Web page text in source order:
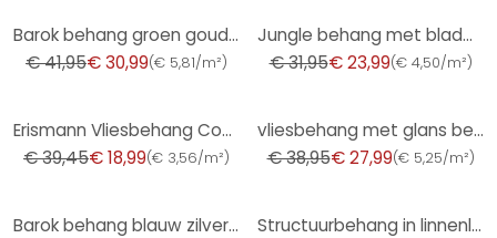
Barok behang groen goud - Vliesbehang met monster - elegant patroonbehang
€ 41,95€ 30,99(€ 5,81/m²)
Jungle behang met bladmotief beige bruin - exotisch Vliesbehang modern & elegant
€ 31,95€ 23,99(€ 4,50/m²)
Erismann Vliesbehang Code Nature Beige
€ 39,45€ 18,99(€ 3,56/m²)
vliesbehang met glans beige betonlook
€ 38,95€ 27,99(€ 5,25/m²)
Barok behang blauw zilver - Vliesbehang met Patroonbehang - glanzend Patroonbehang
Structuurbehang in linnenlook bruin - subtiel Vliesbehang modern & elegant